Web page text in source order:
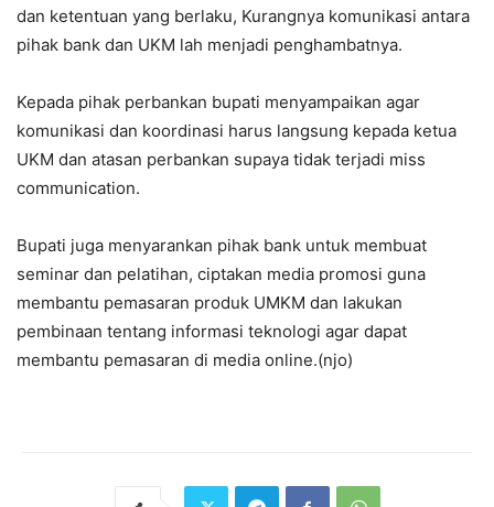
dan ketentuan yang berlaku, Kurangnya komunikasi antara
pihak bank dan UKM lah menjadi penghambatnya.
Kepada pihak perbankan bupati menyampaikan agar
komunikasi dan koordinasi harus langsung kepada ketua
UKM dan atasan perbankan supaya tidak terjadi miss
communication.
Bupati juga menyarankan pihak bank untuk membuat
seminar dan pelatihan, ciptakan media promosi guna
membantu pemasaran produk UMKM dan lakukan
pembinaan tentang informasi teknologi agar dapat
membantu pemasaran di media online.(njo)